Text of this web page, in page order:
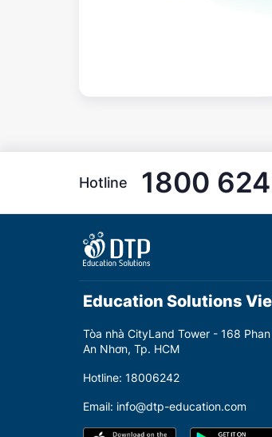
Hotline 1800
Education Solutions
Tòa nhà CityLand Tower - 168
An Nhơn, Tp. HCM
Hotline: 18006242
Email: info@dtp-education.com